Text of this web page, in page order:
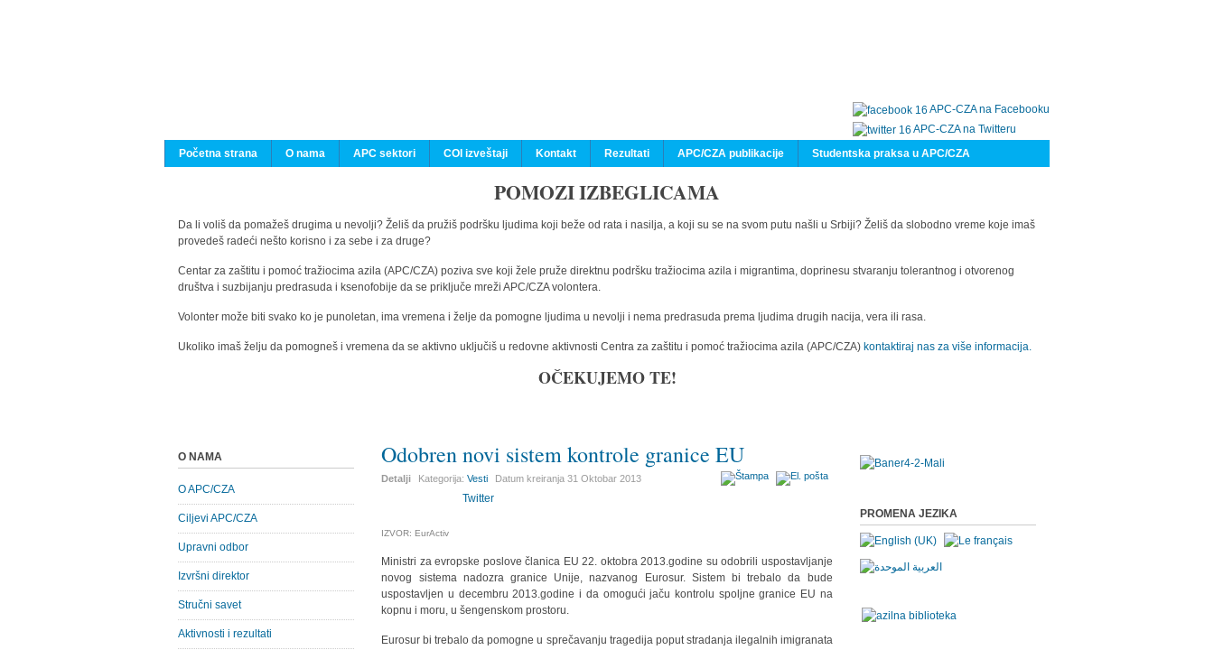
APC-CZA na Facebooku
APC-CZA na Twitteru
Početna strana
O nama APC sektori COI izveštaji Kontakt Rezultati APC/CZA publikacije Studentska praksa u APC/CZA
POMOZI IZBEGLICAMA
Da li voliš da pomažeš drugima u nevolji? Želiš da pružiš podršku ljudima koji beže od rata i nasilja, a koji su se na svom putu našli u Srbiji? Želiš da slobodno vreme koje imaš
provedeš radeći nešto korisno i za sebe i za druge?
Centar za zaštitu i pomoć tražiocima azila (APC/CZA) poziva sve koji žele pruže direktnu podršku tražiocima azila i migrantima, doprinesu stvaranju tolerantnog i otvorenog
društva i suzbijanju predrasuda i ksenofobije da se priključe mreži APC/CZA volontera.
Volonter može biti svako ko je punoletan, ima vremena i želje da pomogne ljudima u nevolji i nema predrasuda prema ljudima drugih nacija, vera ili rasa.
Ukoliko imaš želju da pomogneš i vremena da se aktivno uključiš u redovne aktivnosti Centra za zaštitu i pomoć tražiocima azila (APC/CZA) kontaktiraj nas za više informacija.
OČEKUJEMO TE!
Odobren novi sistem kontrole granice EU
Detalji Kategorija:Vesti Datum kreiranja31 Oktobar 2013
Twitter
IZVOR: EurActiv
Ministri za evropske poslove članica EU 22. oktobra 2013.godine su odobrili uspostavljanje
novog sistema nadozra granice Unije, nazvanog Eurosur. Sistem bi trebalo da bude
uspostavljen u decembru 2013.godine i da omogući jaču kontrolu spoljne granice EU na
kopnu i moru, u šengenskom prostoru.
Eurosur bi trebalo da pomogne u sprečavanju tragedija poput stradanja ilegalnih imigranata
O NAMA
O APC/CZA
Ciljevi APC/CZA
Upravni odbor
Izvršni direktor
Stručni savet
Aktivnosti i rezultati
PROMENA JEZIKA